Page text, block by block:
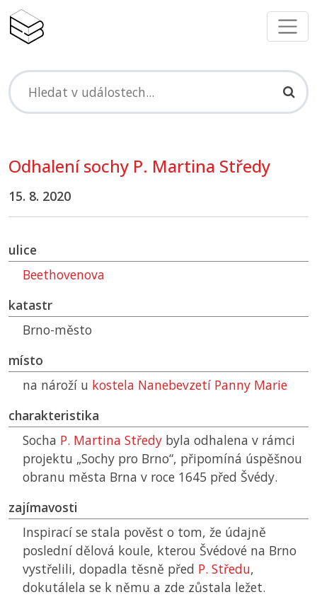
Odhalení sochy P. Martina Středy
15. 8. 2020
ulice
Beethovenova
katastr
Brno-město
místo
na nároží u kostela Nanebevzetí Panny Marie
charakteristika
Socha P. Martina Středy byla odhalena v rámci
projektu „Sochy pro Brno“, připomíná úspěšnou
obranu města Brna v roce 1645 před Švédy.
zajímavosti
Inspirací se stala pověst o tom, že údajně
poslední dělová koule, kterou Švédové na Brno
vystřelili, dopadla těsně před P. Středu,
dokutálela se k němu a zde zůstala ležet.